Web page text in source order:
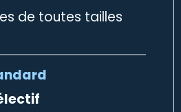
de toutes tailles